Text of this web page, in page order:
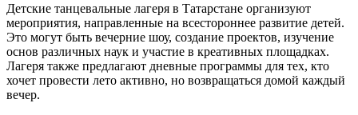
Детские танцевальные лагеря в Татарстане организуют
мероприятия, направленные на всестороннее развитие детей.
Это могут быть вечерние шоу, создание проектов, изучение
основ различных наук и участие в креативных площадках.
Лагеря также предлагают дневные программы для тех, кто
хочет провести лето активно, но возвращаться домой каждый
вечер.